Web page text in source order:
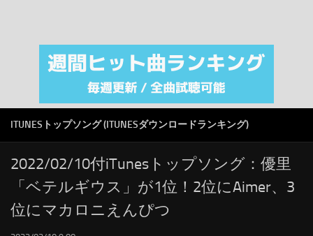
注目カテゴリ
オリジナルiTunes週間トップソング
RSS
LINKS
ITUNESトップソング (ITUNESダウンロードランキング)
2022/02/10付iTunesトップソング：優里
「ベテルギウス」が1位！2位にAimer、3
位にマカロニえんぴつ